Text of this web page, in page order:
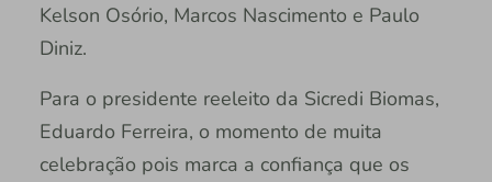
Kelson Osório, Marcos Nascimento e Paulo
Diniz.
Para o presidente reeleito da Sicredi Biomas,
Eduardo Ferreira, o momento de muita
celebração pois marca a confiança que os